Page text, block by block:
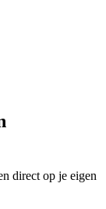
direct op je eigen